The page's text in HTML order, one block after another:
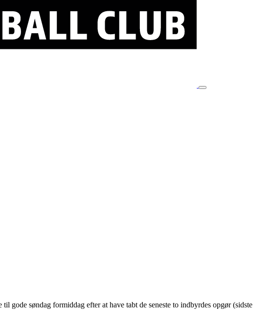
gode søndag formiddag efter at have tabt de seneste to indbyrdes opgør (sidste